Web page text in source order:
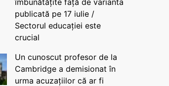
îmbunătățite față de varianta
publicată pe 17 iulie /
Sectorul educației este
crucial
Un cunoscut profesor de la
Cambridge a demisionat în
urma acuzațiilor că ar fi